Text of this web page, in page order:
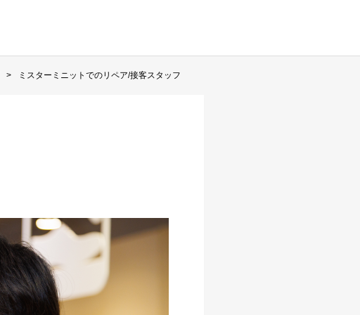
ミスターミニットでのリペア/接客スタッフ